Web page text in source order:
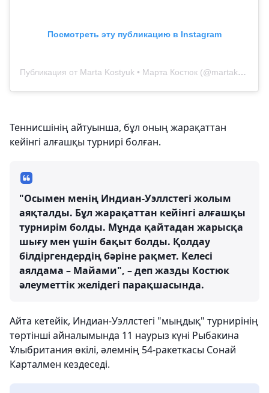
Посмотреть эту публикацию в Instagram
Публикация от Marta Kostyuk • Марта Костюк (@martakostyuk)
Теннисшінің айтуынша, бұл оның жарақаттан
кейінгі алғашқы турнирі болған.
"Осымен менің Индиан-Уэллстегі жолым
аяқталды. Бұл жарақаттан кейінгі алғашқы
турнирім болды. Мұнда қайтадан жарысқа
шығу мен үшін бақыт болды. Қолдау
білдіргендердің бәріне рақмет. Келесі
аялдама – Майами", – деп жазды Костюк
әлеуметтік желідегі парақшасында.
Айта кетейік, Индиан-Уэллстегі "мыңдық" турнирінің
төртінші айналымында 11 наурыз күні Рыбакина
Ұлыбритания өкілі, әлемнің 54-ракеткасы Сонай
Карталмен кездеседі.